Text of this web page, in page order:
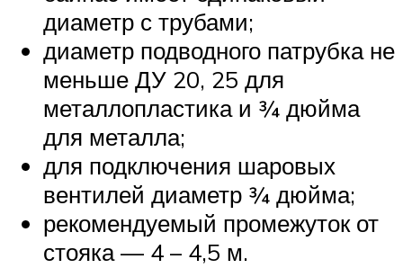
диаметр с трубами;
диаметр подводного патрубка не
меньше ДУ 20, 25 для
металлопластика и ¾ дюйма
для металла;
для подключения шаровых
вентилей диаметр ¾ дюйма;
рекомендуемый промежуток от
стояка — 4 – 4,5 м.